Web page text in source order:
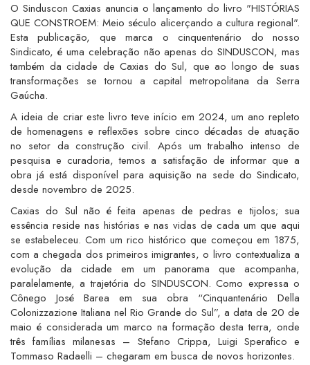
O Sinduscon Caxias anuncia o lançamento do livro "HISTÓRIAS
QUE CONSTROEM: Meio século alicerçando a cultura regional".
Esta publicação, que marca o cinquentenário do nosso
Sindicato, é uma celebração não apenas do SINDUSCON, mas
também da cidade de Caxias do Sul, que ao longo de suas
transformações se tornou a capital metropolitana da Serra
Gaúcha.
A ideia de criar este livro teve início em 2024, um ano repleto
de homenagens e reflexões sobre cinco décadas de atuação
no setor da construção civil. Após um trabalho intenso de
pesquisa e curadoria, temos a satisfação de informar que a
obra já está disponível para aquisição na sede do Sindicato,
desde novembro de 2025.
Caxias do Sul não é feita apenas de pedras e tijolos; sua
essência reside nas histórias e nas vidas de cada um que aqui
se estabeleceu. Com um rico histórico que começou em 1875,
com a chegada dos primeiros imigrantes, o livro contextualiza a
evolução da cidade em um panorama que acompanha,
paralelamente, a trajetória do SINDUSCON. Como expressa o
Cônego José Barea em sua obra “Cinquantenário Della
Colonizzazione Italiana nel Rio Grande do Sul”, a data de 20 de
maio é considerada um marco na formação desta terra, onde
três famílias milanesas – Stefano Crippa, Luigi Sperafico e
Tommaso Radaelli – chegaram em busca de novos horizontes.